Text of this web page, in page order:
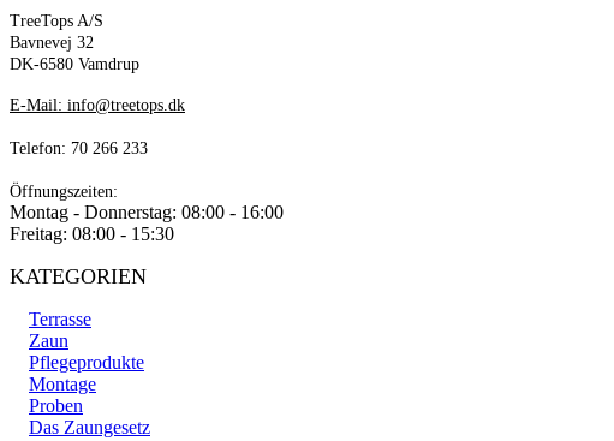
TreeTops A/S
Bavnevej 32
DK-6580 Vamdrup
E-Mail: info@treetops.dk
Telefon: 70 266 233
Öffnungszeiten:
Montag - Donnerstag: 08:00 - 16:00
Freitag: 08:00 - 15:30
KATEGORIEN
Terrasse
Zaun
Pflegeprodukte
Montage
Proben
Das Zaungesetz